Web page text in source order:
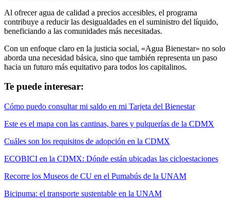
Al ofrecer agua de calidad a precios accesibles, el programa
contribuye a reducir las desigualdades en el suministro del líquido,
beneficiando a las comunidades más necesitadas.
Con un enfoque claro en la justicia social, «Agua Bienestar» no solo
aborda una necesidad básica, sino que también representa un paso
hacia un futuro más equitativo para todos los capitalinos.
Te puede interesar:
Cómo puedo consultar mi saldo en mi Tarjeta del Bienestar
Este es el mapa con las cantinas, bares y pulquerías de la CDMX
Cuáles son los requisitos de adopción en la CDMX
ECOBICI en la CDMX: Dónde están ubicadas las cicloestaciones
Recorre los Museos de CU en el Pumabús de la UNAM
Bicipuma: el transporte sustentable en la UNAM